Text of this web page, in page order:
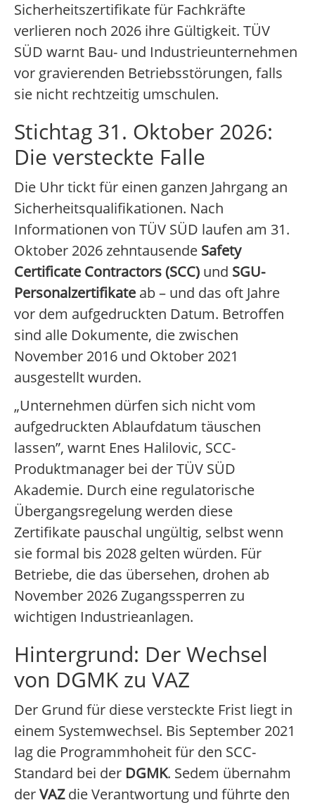
Sicherheitszertifikate für Fachkräfte
verlieren noch 2026 ihre Gültigkeit. TÜV
SÜD warnt Bau- und Industrieunternehmen
vor gravierenden Betriebsstörungen, falls
sie nicht rechtzeitig umschulen.
Stichtag 31. Oktober 2026:
Die versteckte Falle
Die Uhr tickt für einen ganzen Jahrgang an
Sicherheitsqualifikationen. Nach
Informationen von TÜV SÜD laufen am 31.
Oktober 2026 zehntausende Safety
Certificate Contractors (SCC) und SGU-
Personalzertifikate ab – und das oft Jahre
vor dem aufgedruckten Datum. Betroffen
sind alle Dokumente, die zwischen
November 2016 und Oktober 2021
ausgestellt wurden.
„Unternehmen dürfen sich nicht vom
aufgedruckten Ablaufdatum täuschen
lassen”, warnt Enes Halilovic, SCC-
Produktmanager bei der TÜV SÜD
Akademie. Durch eine regulatorische
Übergangsregelung werden diese
Zertifikate pauschal ungültig, selbst wenn
sie formal bis 2028 gelten würden. Für
Betriebe, die das übersehen, drohen ab
November 2026 Zugangssperren zu
wichtigen Industrieanlagen.
Hintergrund: Der Wechsel
von DGMK zu VAZ
Der Grund für diese versteckte Frist liegt in
einem Systemwechsel. Bis September 2021
lag die Programmhoheit für den SCC-
Standard bei der DGMK. Sedem übernahm
derVAZdie Verantwortung und führte den